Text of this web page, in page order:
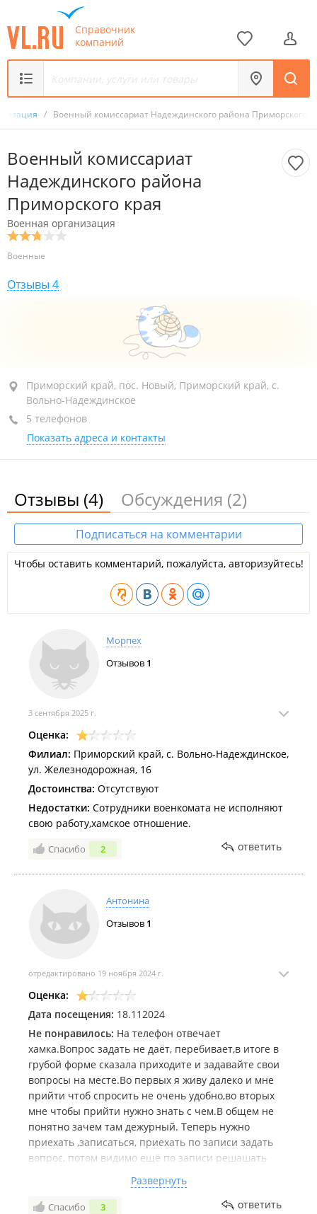
Справочник
компаний
/ Военный комиссариат Надеждинского района Приморского
Военный комиссариат
Надеждинского района
Приморского края
Военная организация
Военные
Отзывы 4
Приморский край, пос. Новый, ул. Ленина, 16А
(Призывной пункт)
+7 (423-34) 3-77-37
закрыто, откроется в 08:30
Приморский край, пос. Новый, Приморский край, с.
Вольно-Надеждинское
5 телефонов
Показать адреса и контакты
Отзывы (4) Обсуждения (2)
Подписаться на комментарии
Чтобы оставить комментарий, пожалуйста, авторизуйтесь!
Морпех
Отзывов 1
3 сентября 2025 г.
Оценка:
Филиал: Приморский край, с. Вольно-Надеждинское,
ул. Железнодорожная, 16
Достоинства: Отсутствуют
Недостатки: Сотрудники военкомата не исполняют
свою работу,хамское отношение.
Спасибо 2 ответить
Антонина
Отзывов 1
отредактировано 19 ноября 2024 г.
Оценка:
Дата посещения: 18.112024
Не понравилось: На телефон отвечает
хамка.Вопрос задать не даёт, перебивает,в итоге в
грубой форме сказала приходите и задавайте свои
вопросы на месте.Во первых я живу далеко и мне
прийти чтоб спросить не очень удобно,во вторых
мне чтобы прийти нужно знать с чем.В общем не
понятно зачем там дежурный. Теперь нужно
приехать ,записаться, приехать по записи задать
вопрос, потом видимо ещё по записи решашать
остался.Вы когда персонал подбираете у вас
сотрудники психиатра проходят?
Развернуть
Спасибо 3 ответить